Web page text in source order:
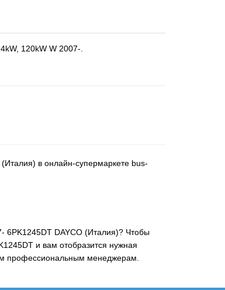
120kW W 2007-.
в онлайн-супермаркете bus-
6PK1245DT DAYCO (Италия)? Чтобы
и вам отобразится нужная
профессиональным менеджерам.